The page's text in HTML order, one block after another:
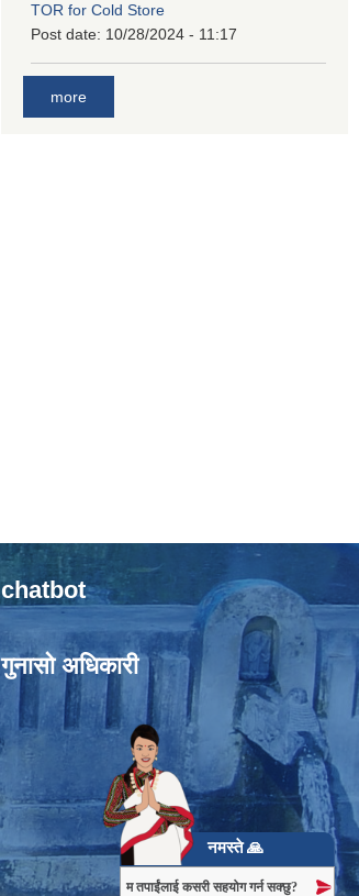
TOR for Cold Store
Post date: 10/28/2024 - 11:17
more
chatbot
गुनासो अधिकारी
नमस्ते 🙏
म तपाईंलाई कसरी सहयोग गर्न सक्छु?